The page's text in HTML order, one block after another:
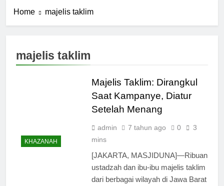
Home majelis taklim
majelis taklim
KHAZANAH
Majelis Taklim: Dirangkul
Saat Kampanye, Diatur
Setelah Menang
admin 7 tahun ago 0
3
mins
[JAKARTA, MASJIDUNA]—Ribuan
ustadzah dan ibu-ibu majelis taklim
dari berbagai wilayah di Jawa Barat